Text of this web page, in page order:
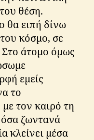
θέση.
ειπή δίνω
κόσμο, σε
άτομο όμως
εμείς
το
τον καιρό τη
ζωντανά
κλείνει μέσα